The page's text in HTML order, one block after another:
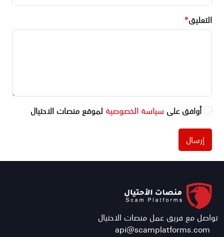
التعليق*
أوافق على سياسة الخصوصية لموقع منصات الاحتيال
إرسال
تواصل مع فريق عمل منصات الاحتيال
api@scamplatforms.com